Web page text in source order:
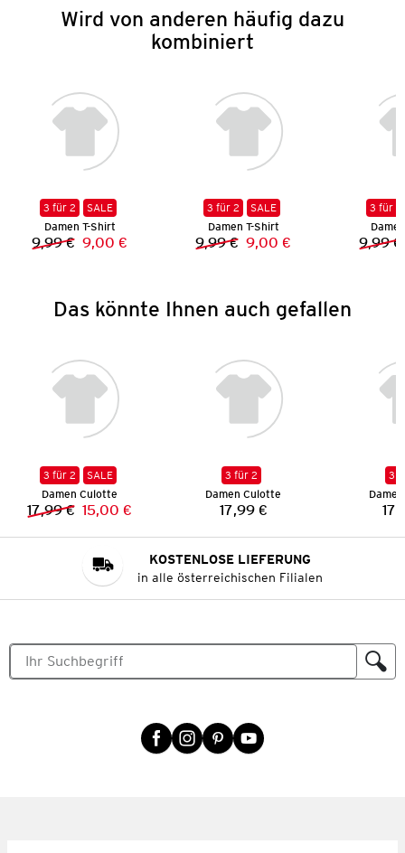
Wird von anderen häufig dazu
kombiniert
3 für 2
SALE
Damen T-Shirt
Vorheriger Preis:
9,99 € Neuer Preis:
9,00 €
3 für 2
SALE
Damen T-Shirt
Vorheriger Preis:
9,99 € Neuer Preis:
9,00 €
3 für 2
9,99 €
Das könnte Ihnen auch gefallen
3 für 2
SALE
Damen Culotte
Vorheriger Preis:
17,99 € Neuer Preis:
15,00 €
3 für 2
Damen Culotte
Preis:
17,99 €
3
KOSTENLOSE LIEFERUNG
in alle österreichischen Filialen